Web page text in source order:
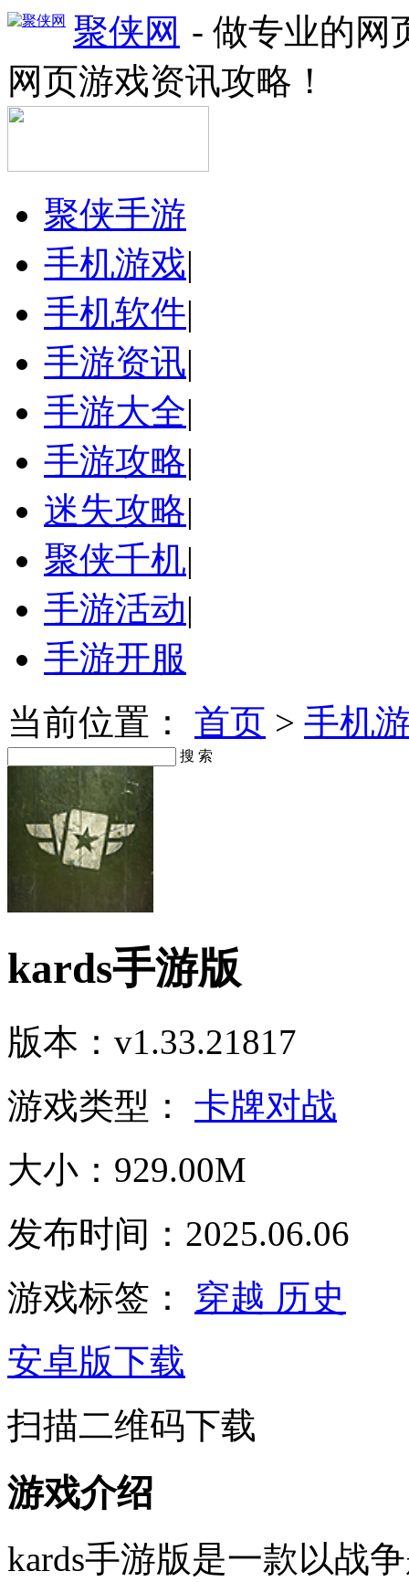
聚侠网 - 做专业的网
网页游戏资讯攻略！
聚侠手游
手机游戏|
手机软件|
手游资讯|
手游大全|
手游攻略|
迷失攻略|
聚侠千机|
手游活动|
手游开服
当前位置： 首页 > 手机
搜 索
kards手游版
版本：v1.33.21817
游戏类型： 卡牌对战
大小：929.00M
发布时间：2025.06.06
游戏标签： 穿越 历史
安卓版下载
扫描二维码下载
游戏介绍
kards手游版是一款以战